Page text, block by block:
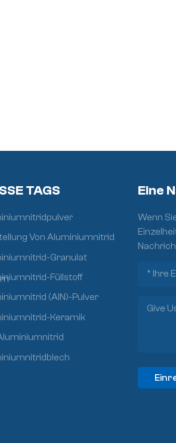
TAGS
Von Aluminiumnitrid
Granulat
Füllstoff
(AlN)-Pulver
Keramik
Eine
Wenn